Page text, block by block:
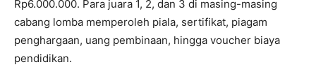
Rp6.000.000. Para juara 1, 2, dan 3 di masing-masing
cabang lomba memperoleh piala, sertifikat, piagam
penghargaan, uang pembinaan, hingga voucher biaya
pendidikan.